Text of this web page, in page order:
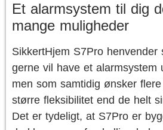
Et alarmsystem til dig
mange muligheder
SikkertHjem S7Pro henvender
gerne vil have et alarmsystem
men som samtidig ønsker
større fleksibilitet end de helt
Det er tydeligt, at S7Pro er